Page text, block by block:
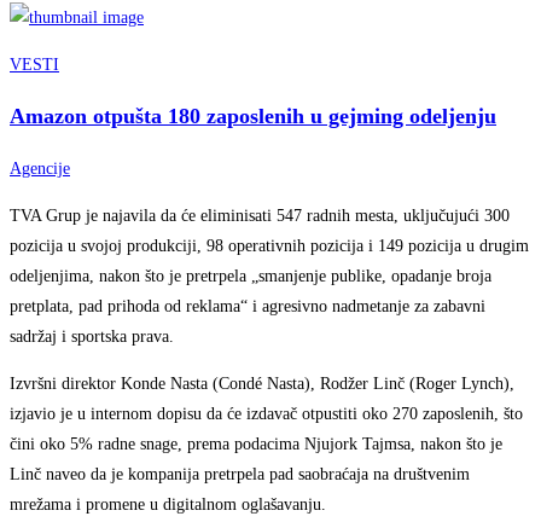
VESTI
Amazon otpušta 180 zaposlenih u gejming odeljenju
Agencije
TVA Grup je najavila da će eliminisati 547 radnih mesta, uključujući 300
pozicija u svojoj produkciji, 98 operativnih pozicija i 149 pozicija u drugim
odeljenjima, nakon što je pretrpela „smanjenje publike, opadanje broja
pretplata, pad prihoda od reklama“ i agresivno nadmetanje za zabavni
sadržaj i sportska prava.
Izvršni direktor Konde Nasta (Condé Nasta), Rodžer Linč (Roger Lynch),
izjavio je u internom dopisu da će izdavač otpustiti oko 270 zaposlenih, što
čini oko 5% radne snage, prema podacima Njujork Tajmsa, nakon što je
Linč naveo da je kompanija pretrpela pad saobraćaja na društvenim
mrežama i promene u digitalnom oglašavanju.